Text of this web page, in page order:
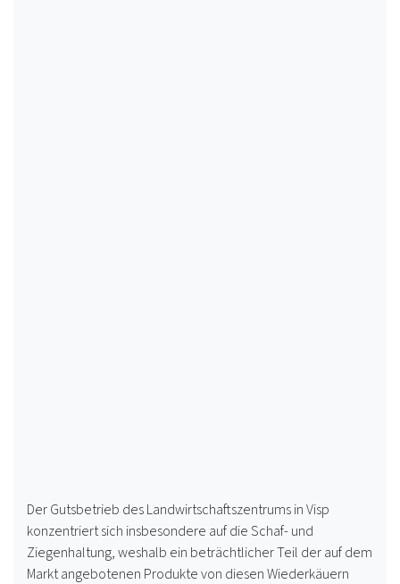
Der Gutsbetrieb des Landwirtschaftszentrums in Visp
konzentriert sich insbesondere auf die Schaf- und
Ziegenhaltung, weshalb ein beträchtlicher Teil der auf dem
Markt angebotenen Produkte von diesen Wiederkäuern